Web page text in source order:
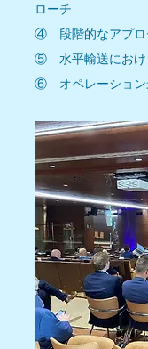
ローチ
④　段階的なアプロ
⑤　水平輸送にお
⑥　オペレーション